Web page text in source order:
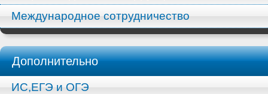
Международное сотрудничество
Дополнительно
ИС,ЕГЭ и ОГЭ